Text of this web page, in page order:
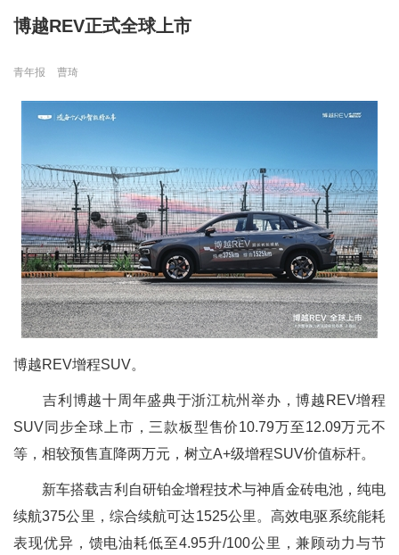
博越REV正式全球上市
青年报 曹琦
博越REV增程SUV。
吉利博越十周年盛典于浙江杭州举办，博越REV增程
SUV同步全球上市，三款板型售价10.79万至12.09万元不
等，相较预售直降两万元，树立A+级增程SUV价值标杆。
新车搭载吉利自研铂金增程技术与神盾金砖电池，纯电
续航375公里，综合续航可达1525公里。高效电驱系统能耗
表现优异，馈电油耗低至4.95升/100公里，兼顾动力与节